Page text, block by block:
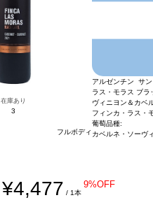
在庫あり
3
フルボディ
アルゼンチン サン
ラス・モラス ブラ
ヴィニヨン＆カベ
フィンカ・ラス・
葡萄品種:
カベルネ・ソーヴ
¥4,477 / 1本
9%OFF